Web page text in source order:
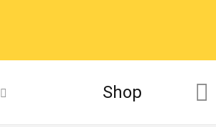
Shop